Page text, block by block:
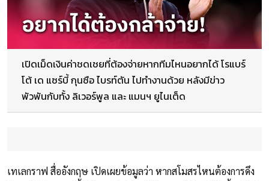
เปิดเม็ดเงินค่าชดเชยที่ต้องจ่ายหากทีมไหนอยากได้ โรแบร์
โต้ เด แซร์บี้ กุนซือ ไบรท์ตัน ไปทำงานด้วย หลังมีข่าว
พัวพันกับทั้ง ลิเวอร์พูล และ แมนฯ ยูไนเต็ด
เทเลกราฟ สื่ออังกฤษ เปิดเผยข้อมูลว่า หากสโมสรไหนต้องการดึง